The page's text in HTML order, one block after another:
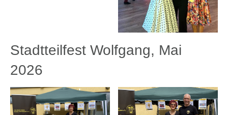
Stadtteilfest Wolfgang, Mai
2026